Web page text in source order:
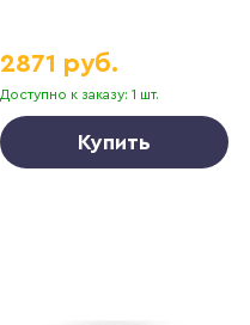
Доступно к заказу: 1 шт.
2871 руб.
Купить